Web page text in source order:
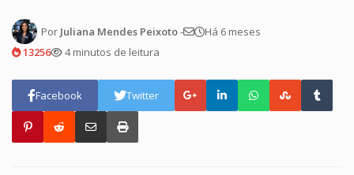
Por Juliana Mendes Peixoto-
Há 6 meses
13256
4 minutos de leitura
Facebook Twitter